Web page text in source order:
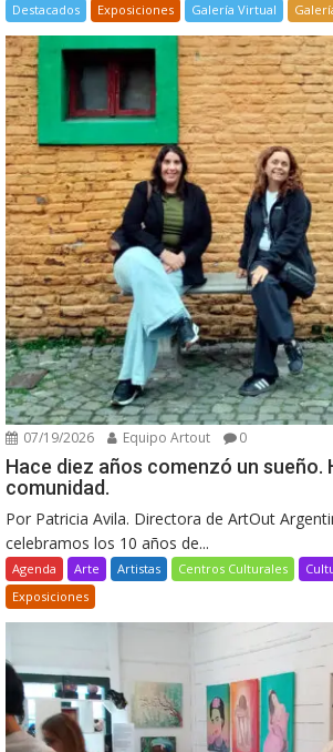
Destacados
Exposiciones Galería Virtual
07/19/2026 Equipo Artout 0
Hace diez años comenzó un sueño.
comunidad.
Por Patricia Avila. Directora de ArtOut
celebramos los 10 años de...
Agenda Arte Artistas Centros Culturales
Exposiciones